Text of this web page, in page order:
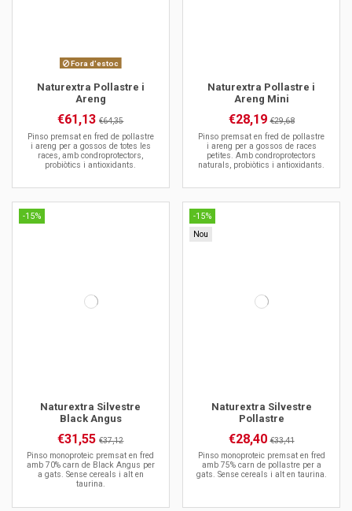
Fora d'estoc
Naturextra Pollastre i
Areng
€61,13€64,35
Pinso premsat en fred de pollastre
i areng per a gossos de totes les
races, amb condroprotectors,
probiòtics i antioxidants.
Naturextra Pollastre i
Areng Mini
€28,19€29,68
Pinso premsat en fred de pollastre
i areng per a gossos de races
petites. Amb condroprotectors
naturals, probiòtics i antioxidants.
-15%
Naturextra Silvestre
Black Angus
€31,55€37,12
Pinso monoproteic premsat en fred
amb 70% carn de Black Angus per
a gats. Sense cereals i alt en
taurina.
-15%
Nou
Naturextra Silvestre
Pollastre
€28,40€33,41
Pinso monoproteic premsat en fred
amb 75% carn de pollastre per a
gats. Sense cereals i alt en taurina.